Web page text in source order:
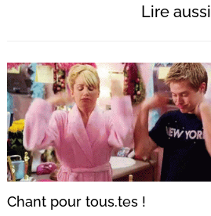
Lire aussi
Chant pour tous.tes !